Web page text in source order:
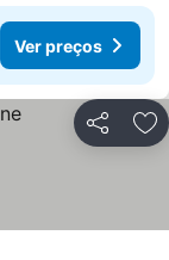
Ver preços
Partilhar